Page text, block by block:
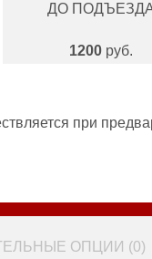
ДО
1200 руб.
при
ОПЦИИ (0)